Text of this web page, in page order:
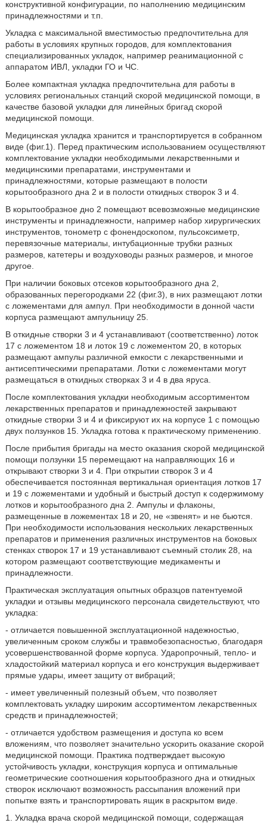
конструктивной конфигурации, по наполнению медицинским
принадлежностями и т.п.
Укладка с максимальной вместимостью предпочтительна для
работы в условиях крупных городов, для комплектования
специализированных укладок, например реанимационной с
аппаратом ИВЛ, укладки ГО и ЧС.
Более компактная укладка предпочтительна для работы в
условиях региональных станций скорой медицинской помощи, в
качестве базовой укладки для линейных бригад скорой
медицинской помощи.
Медицинская укладка хранится и транспортируется в собранном
виде (фиг.1). Перед практическим использованием осуществляют
комплектование укладки необходимыми лекарственными и
медицинскими препаратами, инструментами и
принадлежностями, которые размещают в полости
корытообразного дна 2 и в полости откидных створок 3 и 4.
В корытообразное дно 2 помещают всевозможные медицинские
инструменты и принадлежности, например набор хирургических
инструментов, тонометр с фонендоскопом, пульсоксиметр,
перевязочные материалы, интубационные трубки разных
размеров, катетеры и воздуховоды разных размеров, и многое
другое.
При наличии боковых отсеков корытообразного дна 2,
образованных перегородками 22 (фиг.3), в них размещают лотки
с ложементами для ампул. При необходимости в донной части
корпуса размещают ампульницу 25.
В откидные створки 3 и 4 устанавливают (соответственно) лоток
17 с ложементом 18 и лоток 19 с ложементом 20, в которых
размещают ампулы различной емкости с лекарственными и
антисептическими препаратами. Лотки с ложементами могут
размещаться в откидных створках 3 и 4 в два яруса.
После комплектования укладки необходимым ассортиментом
лекарственных препаратов и принадлежностей закрывают
откидные створки 3 и 4 и фиксируют их на корпусе 1 с помощью
двух ползунков 15. Укладка готова к практическому применению.
После прибытия бригады на место оказания скорой медицинской
помощи ползунки 15 перемещают на направляющих 16 и
открывают створки 3 и 4. При открытии створок 3 и 4
обеспечивается постоянная вертикальная ориентация лотков 17
и 19 с ложементами и удобный и быстрый доступ к содержимому
лотков и корытообразного дна 2. Ампулы и флаконы,
размещенные в ложементах 18 и 20, не «звенят» и не бьются.
При необходимости использования нескольких лекарственных
препаратов и применения различных инструментов на боковых
стенках створок 17 и 19 устанавливают съемный столик 28, на
котором размещают соответствующие медикаменты и
принадлежности.
Практическая эксплуатация опытных образцов патентуемой
укладки и отзывы медицинского персонала свидетельствуют, что
укладка:
- отличается повышенной эксплуатационной надежностью,
увеличенным сроком службы и травмобезопасностью, благодаря
усовершенствованной форме корпуса. Ударопрочный, тепло- и
хладостойкий материал корпуса и его конструкция выдерживает
прямые удары, имеет защиту от вибраций;
- имеет увеличенный полезный объем, что позволяет
комплектовать укладку широким ассортиментом лекарственных
средств и принадлежностей;
- отличается удобством размещения и доступа ко всем
вложениям, что позволяет значительно ускорить оказание скорой
медицинской помощи. Практика подтверждает высокую
устойчивость укладки, конструкция корпуса и оптимальные
геометрические соотношения корытообразного дна и откидных
створок исключают возможность рассыпания вложений при
попытке взять и транспортировать ящик в раскрытом виде.
1. Укладка врача скорой медицинской помощи, содержащая